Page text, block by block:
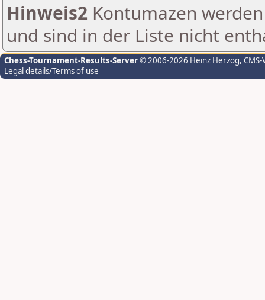
Hinweis2 Kontumazen
und sind in der Liste nicht
Chess-Tournament-Results-Server© 2006-2026 Heinz Herzog,
Legal details/Terms of use